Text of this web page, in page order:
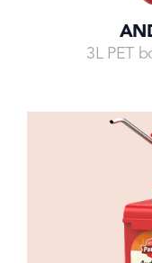
3L PET